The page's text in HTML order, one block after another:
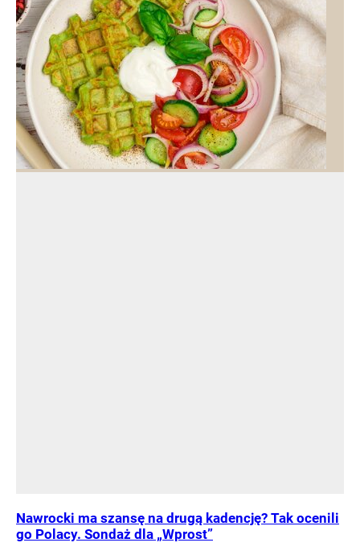
Nawrocki ma szansę na drugą kadencję? Tak ocenili
go Polacy. Sondaż dla „Wprost”